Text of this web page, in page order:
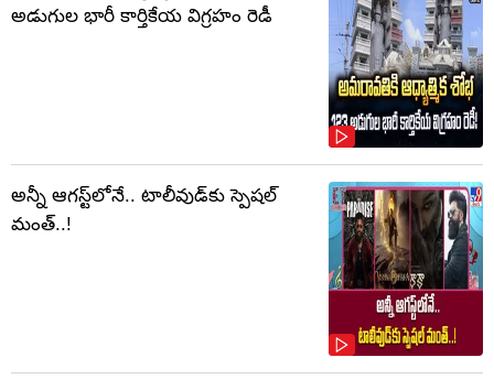
అడుగుల భారీ కార్తికేయ విగ్రహం రెడీ
అన్నీ ఆగస్ట్‌లోనే.. టాలీవుడ్‌కు స్పెషల్
మంత్..!